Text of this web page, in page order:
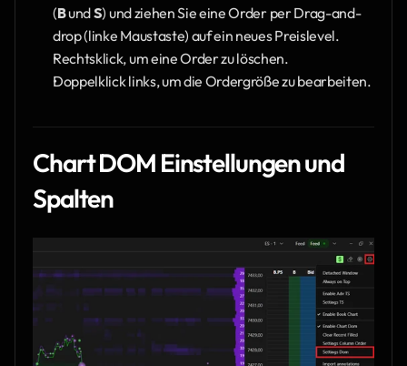
(B und S) und ziehen Sie eine Order per Drag-and-
drop (linke Maustaste) auf ein neues Preislevel.
Rechtsklick, um eine Order zu löschen.
Doppelklick links, um die Ordergröße zu bearbeiten.
Chart DOM Einstellungen und
Spalten